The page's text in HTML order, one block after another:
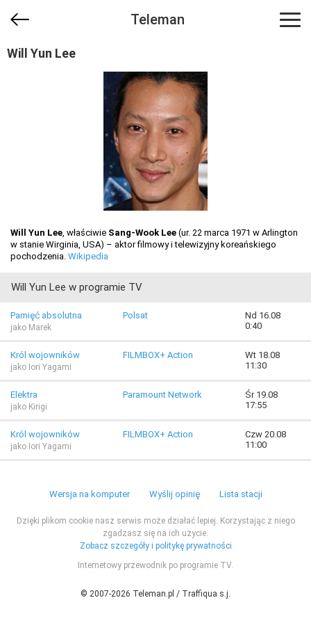
Teleman
Will Yun Lee
Will Yun Lee, właściwie Sang-Wook Lee (ur. 22 marca 1971 w Arlington
w stanie Wirginia, USA) – aktor filmowy i telewizyjny koreańskiego
pochodzenia. Wikipedia
Will Yun Lee w programie TV
Pamięć absolutna
jako Marek
Polsat
Nd 16.08
0:40
Król wojowników
jako Iori Yagami
FILMBOX+ Action
Wt 18.08
11:30
Elektra
jako Kirigi
Paramount Network
Śr 19.08
17:55
Król wojowników
jako Iori Yagami
FILMBOX+ Action
Czw 20.08
11:00
Wersja na komputer Wyślij opinię Lista stacji
Dzięki plikom cookie nasz serwis może działać lepiej. Korzystając z niego
zgadzasz się na ich użycie.
Zobacz szczegóły i politykę prywatności
Internetowy przewodnik po programie TV.
© 2007-2026 Teleman.pl / Traffiqua s.j.